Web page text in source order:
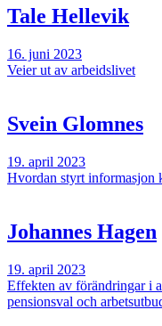
Tale Hellevik
16. juni 2023
Veier ut av arbeidslivet
Svein Glomnes
19. april 2023
Hvordan styrt informasjon
Johannes Hagen
19. april 2023
Effekten av förändringar i
pensionsval och